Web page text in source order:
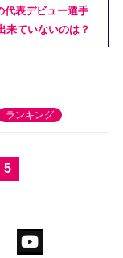
代表デビュー選手
来ていないのは？
ランキング
5